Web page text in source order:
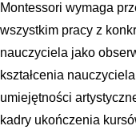
Montessori wymaga
wszystkim pracy z
nauczyciela jako
kształcenia
umiejętności
kadry ukończenia